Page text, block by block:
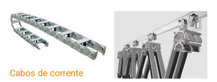
Cabos de corrente